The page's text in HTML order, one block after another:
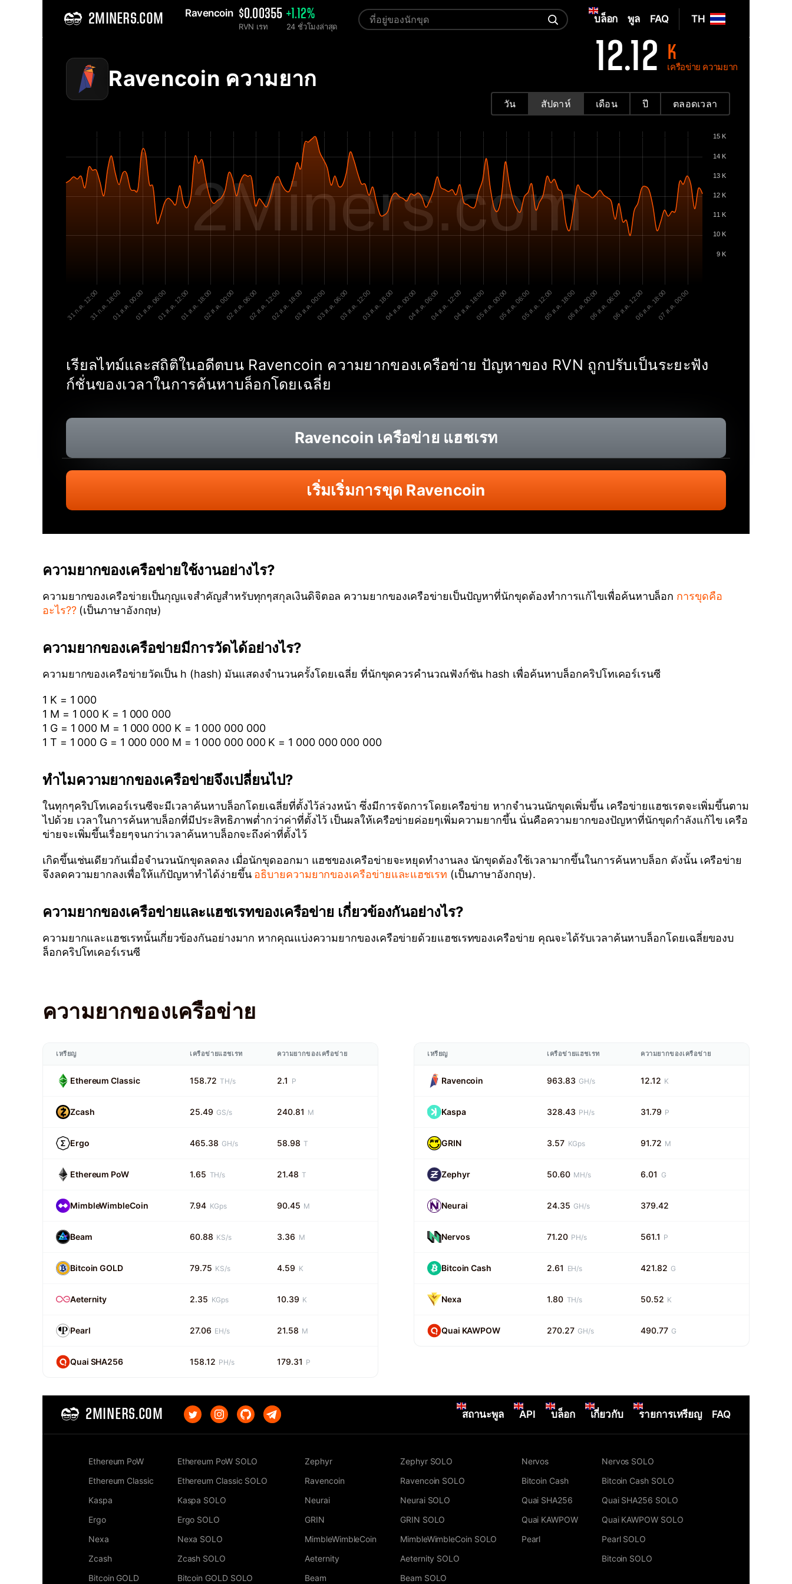
2MINERS.COM Ravencoin $0.00355
RVN เรท
+1.12%
24 ชั่วโมงล่าสุด
TH
บล็อก พูล FAQ
Ravencoin ความยาก 12.12 K
เครือข่าย ความยาก
วัน สัปดาห์ เดือน ปี ตลอดเวลา
2Miners.com
31 ก.ค. 12:0031 ก.ค. 18:0001 ส.ค. 00:0001 ส.ค. 06:0001 ส.ค. 12:0001 ส.ค. 18:0002 ส.ค. 00:0002 ส.ค. 06:0002 ส.ค. 12:0002 ส.ค. 18:0003 ส.ค. 00:0003 ส.ค. 06:0003 ส.ค. 12:0003 ส.ค. 18:0004 ส.ค. 00:0004 ส.ค. 06:0004 ส.ค. 12:0004 ส.ค. 18:0005 ส.ค. 00:0005 ส.ค. 06:0005 ส.ค. 12:0005 ส.ค. 18:0006 ส.ค. 00:0006 ส.ค. 06:0006 ส.ค. 12:0006 ส.ค. 18:0007 ส.ค. 00:00
9 K
10 K
11 K
12 K
13 K
14 K
15 K
เรียลไทม์และสถิติในอดีตบน Ravencoin ความยากของเครือข่าย ปัญหาของ RVN ถูกปรับเป็นระยะฟัง
ก์ชั่นของเวลาในการค้นหาบล็อกโดยเฉลี่ย
Ravencoin เครือข่าย แฮชเรท
เริ่มเริ่มการขุด Ravencoin
ความยากของเครือข่ายใช้งานอย่างไร?
ความยากของเครือข่ายเป็นกุญแจสำคัญสำหรับทุกๆสกุลเงินดิจิตอล ความยากของเครือข่ายเป็นปัญหาที่นักขุดต้องทำการแก้ไขเพื่อค้นหาบล็อก การขุดคือ
อะไร??(เป็นภาษาอังกฤษ)
ความยากของเครือข่ายมีการวัดได้อย่างไร?
ความยากของเครือข่ายวัดเป็น h (hash) มันแสดงจำนวนครั้งโดยเฉลี่ย ที่นักขุดควรคำนวณฟังก์ชัน hash เพื่อค้นหาบล็อกคริปโทเคอร์เรนซี
1 K = 1 000
1 M = 1 000 K = 1 000 000
1 G = 1 000 M = 1 000 000 K = 1 000 000 000
1 T = 1 000 G = 1 000 000 M = 1 000 000 000 K = 1 000 000 000 000
ทำไมความยากของเครือข่ายจึงเปลี่ยนไป?
ในทุกๆคริปโทเคอร์เรนซีจะมีเวลาค้นหาบล็อกโดยเฉลี่ยที่ตั้งไว้ล่วงหน้า ซึ่งมีการจัดการโดยเครือข่าย หากจำนวนนักขุดเพิ่มขึ้น เครือข่ายแฮชเรตจะเพิ่มขึ้นตาม
ไปด้วย เวลาในการค้นหาบล็อกที่มีประสิทธิภาพต่ำกว่าค่าที่ตั้งไว้ เป็นผลให้เครือข่ายค่อยๆเพิ่มความยากขึ้น นั่นคือความยากของปัญหาที่นักขุดกำลังแก้ไข เครือ
ข่ายจะเพิ่มขึ้นเรื่อยๆจนกว่าเวลาค้นหาบล็อกจะถึงค่าที่ตั้งไว้
เกิดขึ้นเช่นเดียวกันเมื่อจำนวนนักขุดลดลง เมื่อนักขุดออกมา แฮชของเครือข่ายจะหยุดทำงานลง นักขุดต้องใช้เวลามากขึ้นในการค้นหาบล็อก ดังนั้น เครือข่าย
จึงลดความยากลงเพื่อให้แก้ปัญหาทำได้ง่ายขึ้น อธิบายความยากของเครือข่ายและแฮชเรท (เป็นภาษาอังกฤษ).
ความยากของเครือข่ายและแฮชเรทของเครือข่าย เกี่ยวข้องกันอย่างไร?
ความยากและแฮชเรทนั้นเกี่ยวข้องกันอย่างมาก หากคุณแบ่งความยากของเครือข่ายด้วยแฮชเรทของเครือข่าย คุณจะได้รับเวลาค้นหาบล็อกโดยเฉลี่ยของบ
ล็อกคริปโทเคอร์เรนซี
ความยากของเครือข่าย
เหรียญ เครือข่ายแฮชเรท ความยากของเครือข่าย
Ethereum Classic 158.72 TH/s 2.1 P
Zcash 25.49 GS/s 240.81 M
Ergo 465.38 GH/s 58.98 T
Ethereum PoW 1.65 TH/s 21.48 T
MimbleWimbleCoin 7.94 KGps 90.45 M
Beam 60.88 KS/s 3.36 M
Bitcoin GOLD 79.75 KS/s 4.59 K
Aeternity 2.35 KGps 10.39 K
Pearl 27.06 EH/s 21.58 M
Quai SHA256 158.12 PH/s 179.31 P
เหรียญ เครือข่ายแฮชเรท ความยากของเครือข่าย
Ravencoin 963.83 GH/s 12.12 K
Kaspa 328.43 PH/s 31.79 P
GRIN 3.57 KGps 91.72 M
Zephyr 50.60 MH/s 6.01 G
Neurai 24.35 GH/s 379.42
Nervos 71.20 PH/s 561.1 P
Bitcoin Cash 2.61 EH/s 421.82 G
Nexa 1.80 TH/s 50.52 K
Quai KAWPOW 270.27 GH/s 490.77 G
2MINERS.COM สถานะพูล API บล็อก เกี่ยวกับ รายการเหรียญ FAQ
Ethereum PoW
Ethereum Classic
Kaspa
Ergo
Nexa
Zcash
Bitcoin GOLD
Ethereum PoW SOLO
Ethereum Classic SOLO
Kaspa SOLO
Ergo SOLO
Nexa SOLO
Zcash SOLO
Bitcoin GOLD SOLO
Zephyr
Ravencoin
Neurai
GRIN
MimbleWimbleCoin
Aeternity
Beam
Zephyr SOLO
Ravencoin SOLO
Neurai SOLO
GRIN SOLO
MimbleWimbleCoin SOLO
Aeternity SOLO
Beam SOLO
Nervos
Bitcoin Cash
Quai SHA256
Quai KAWPOW
Pearl
Nervos SOLO
Bitcoin Cash SOLO
Quai SHA256 SOLO
Quai KAWPOW SOLO
Pearl SOLO
Bitcoin SOLO